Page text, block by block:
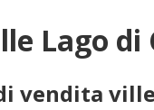
Lago di
vendita